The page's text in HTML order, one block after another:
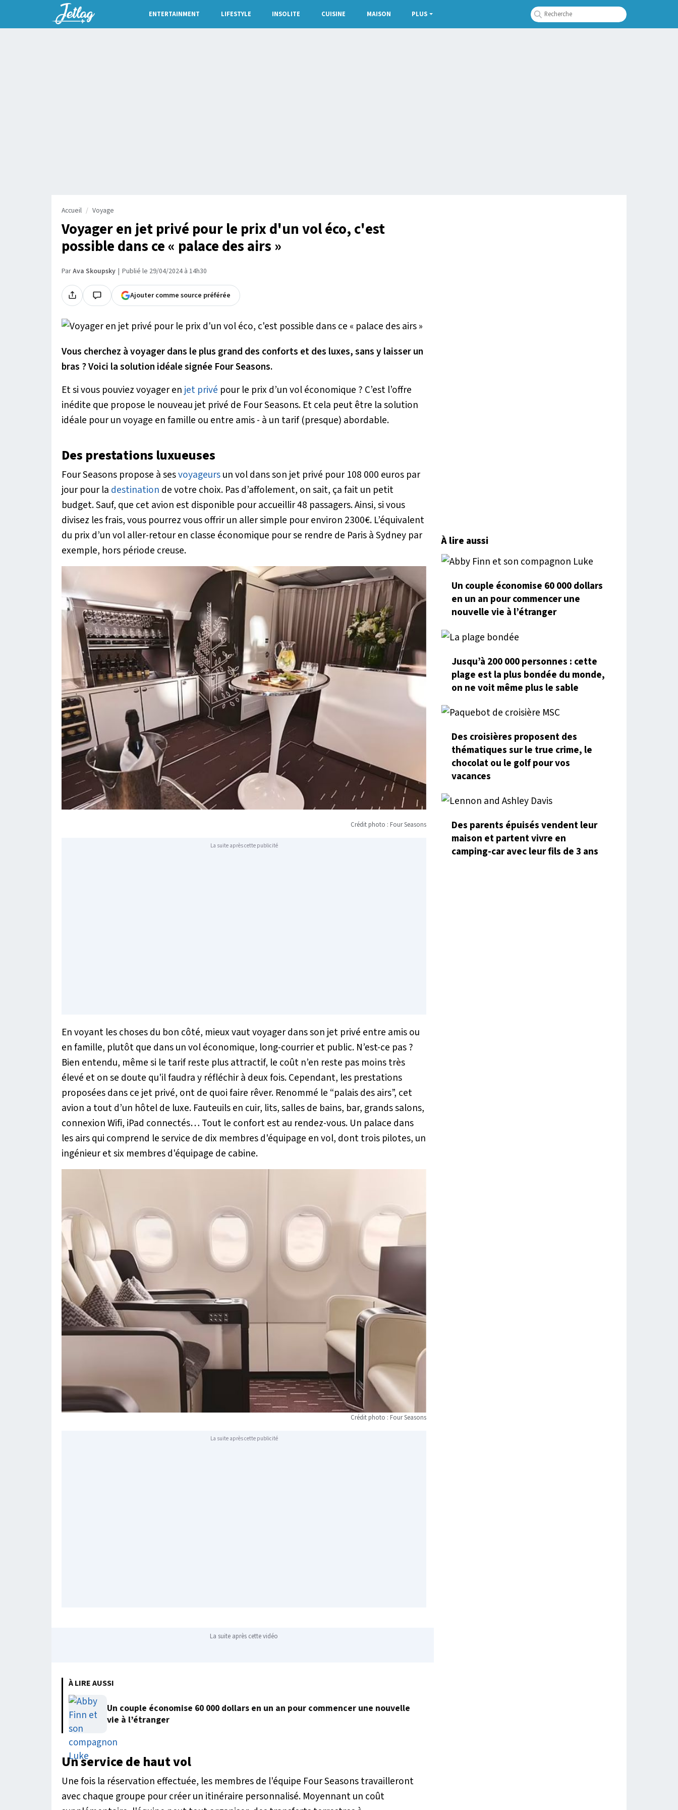
ENTERTAINMENT LIFESTYLE INSOLITE CUISINE MAISON PLUS
Accueil Voyage
Voyager en jet privé pour le prix d'un vol éco, c'est
possible dans ce « palace des airs »
ParAva Skoupsky Publié le 29/04/2024 à 14h30
Ajouter comme source préférée
Vous cherchez à voyager dans le plus grand des conforts et des luxes, sans y laisser un
bras ? Voici la solution idéale signée Four Seasons.
Et si vous pouviez voyager en jet privé pour le prix d’un vol économique ? C’est l’offre
inédite que propose le nouveau jet privé de Four Seasons. Et cela peut être la solution
idéale pour un voyage en famille ou entre amis - à un tarif (presque) abordable.
Des prestations luxueuses
Four Seasons propose à sesvoyageursun vol dans son jet privé pour 108 000 euros par
jour pour la destination de votre choix. Pas d’affolement, on sait, ça fait un petit
budget. Sauf, que cet avion est disponible pour accueillir 48 passagers. Ainsi, si vous
divisez les frais, vous pourrez vous offrir un aller simple pour environ 2300€. L’équivalent
du prix d’un vol aller-retour en classe économique pour se rendre de Paris à Sydney par
exemple, hors période creuse.
Crédit photo : Four Seasons
La suite après cette publicité
En voyant les choses du bon côté, mieux vaut voyager dans son jet privé entre amis ou
en famille, plutôt que dans un vol économique, long-courrier et public. N’est-ce pas ?
Bien entendu, même si le tarif reste plus attractif, le coût n’en reste pas moins très
élevé et on se doute qu'il faudra y réfléchir à deux fois. Cependant, les prestations
proposées dans ce jet privé, ont de quoi faire rêver. Renommé le “palais des airs”, cet
avion a tout d’un hôtel de luxe. Fauteuils en cuir, lits, salles de bains, bar, grands salons,
connexion Wifi, iPad connectés… Tout le confort est au rendez-vous. Un palace dans
les airs qui comprend le service de dix membres d'équipage en vol, dont trois pilotes, un
ingénieur et six membres d'équipage de cabine.
Crédit photo : Four Seasons
La suite après cette publicité
La suite après cette vidéo
À LIRE AUSSI
Un couple économise 60 000 dollars en un an pour commencer une nouvelle
vie à l’étranger
Un service de haut vol
Une fois la réservation effectuée, les membres de l'équipe Four Seasons travailleront
avec chaque groupe pour créer un itinéraire personnalisé. Moyennant un coût
À lire aussi
Un couple économise 60 000 dollars
en un an pour commencer une
nouvelle vie à l’étranger
Jusqu’à 200 000 personnes : cette
plage est la plus bondée du monde,
on ne voit même plus le sable
Des croisières proposent des
thématiques sur le true crime, le
chocolat ou le golf pour vos
vacances
Des parents épuisés vendent leur
maison et partent vivre en
camping-car avec leur fils de 3 ans